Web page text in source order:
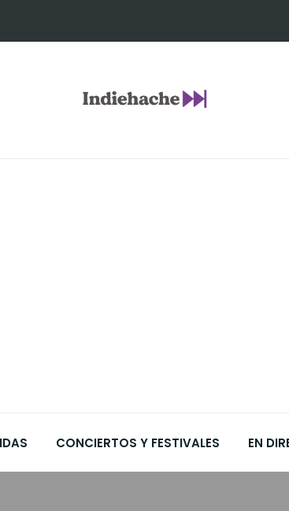
CONCIERTOS Y FESTIVALES EN